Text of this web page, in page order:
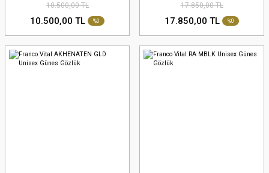
10.500,00 TL
10.500,00 TL %0
17.850,00 TL
17.850,00 TL %0